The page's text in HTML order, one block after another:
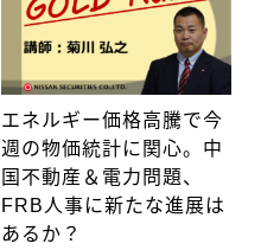
エネルギー価格高騰で今
週の物価統計に関心。中
国不動産＆電力問題、
FRB人事に新たな進展は
あるか？